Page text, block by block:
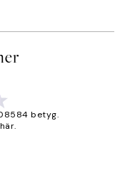
betyg.